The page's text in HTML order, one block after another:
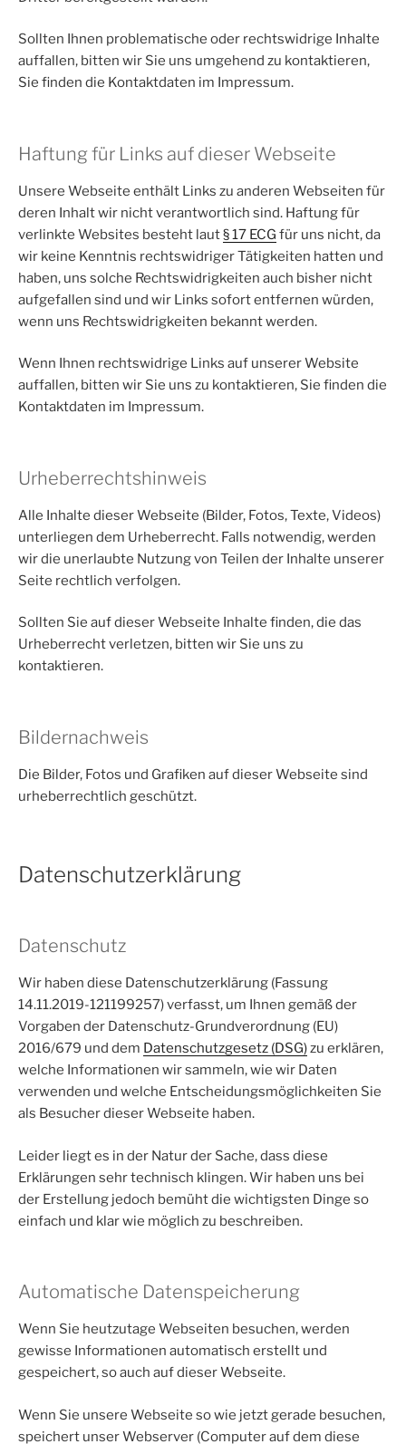
Sollten Ihnen problematische oder rechtswidrige Inhalte
auffallen, bitten wir Sie uns umgehend zu kontaktieren,
Sie finden die Kontaktdaten im Impressum.
Haftung für Links auf dieser Webseite
Unsere Webseite enthält Links zu anderen Webseiten für
deren Inhalt wir nicht verantwortlich sind. Haftung für
verlinkte Websites besteht laut§ 17 ECG für uns nicht, da
wir keine Kenntnis rechtswidriger Tätigkeiten hatten und
haben, uns solche Rechtswidrigkeiten auch bisher nicht
aufgefallen sind und wir Links sofort entfernen würden,
wenn uns Rechtswidrigkeiten bekannt werden.
Wenn Ihnen rechtswidrige Links auf unserer Website
auffallen, bitten wir Sie uns zu kontaktieren, Sie finden die
Kontaktdaten im Impressum.
Urheberrechtshinweis
Alle Inhalte dieser Webseite (Bilder, Fotos, Texte, Videos)
unterliegen dem Urheberrecht. Falls notwendig, werden
wir die unerlaubte Nutzung von Teilen der Inhalte unserer
Seite rechtlich verfolgen.
Sollten Sie auf dieser Webseite Inhalte finden, die das
Urheberrecht verletzen, bitten wir Sie uns zu
kontaktieren.
Bildernachweis
Die Bilder, Fotos und Grafiken auf dieser Webseite sind
urheberrechtlich geschützt.
Datenschutzerklärung
Datenschutz
Wir haben diese Datenschutzerklärung (Fassung
14.11.2019-121199257) verfasst, um Ihnen gemäß der
Vorgaben der Datenschutz-Grundverordnung (EU)
2016/679 und dem Datenschutzgesetz (DSG)zu erklären,
welche Informationen wir sammeln, wie wir Daten
verwenden und welche Entscheidungsmöglichkeiten Sie
als Besucher dieser Webseite haben.
Leider liegt es in der Natur der Sache, dass diese
Erklärungen sehr technisch klingen. Wir haben uns bei
der Erstellung jedoch bemüht die wichtigsten Dinge so
einfach und klar wie möglich zu beschreiben.
Automatische Datenspeicherung
Wenn Sie heutzutage Webseiten besuchen, werden
gewisse Informationen automatisch erstellt und
gespeichert, so auch auf dieser Webseite.
Wenn Sie unsere Webseite so wie jetzt gerade besuchen,
speichert unser Webserver (Computer auf dem diese